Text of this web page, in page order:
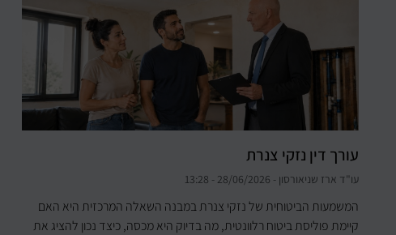
עורך דין נזקי צנרת
עו"ד ארז שניאורסון
המשמעות הביטוחית של נזקי צנרת במבנה השאלה המרכזית היא האם
קיימת פוליסת ביטוח רלוונטית, מה בדיוק היא מכסה, כיצד נכון להציג את